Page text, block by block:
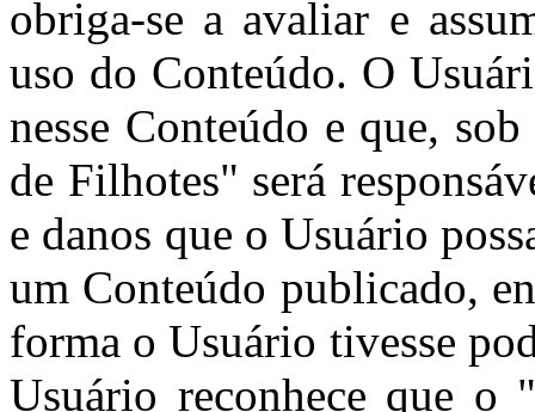
obriga-se a avaliar e
uso do Conteúdo. O
nesse Conteúdo e que,
de Filhotes" será
e danos que o Usuário
um Conteúdo publicado,
forma o Usuário tivesse
Usuário reconhece que o